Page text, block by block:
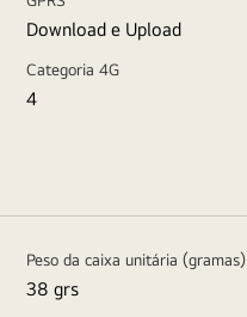
Download e Upload
Categoria 4G
4
Peso da caixa unitária (gramas)
38 grs